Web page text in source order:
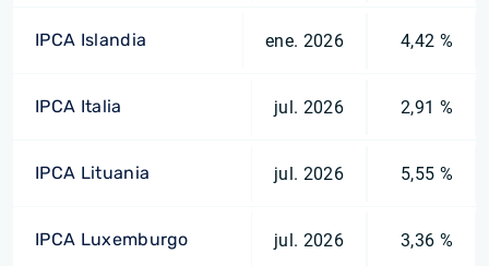
IPCA Islandia ene. 2026 4,42 %
IPCA Italia jul. 2026 2,91 %
IPCA Lituania jul. 2026 5,55 %
IPCA Luxemburgo jul. 2026 3,36 %